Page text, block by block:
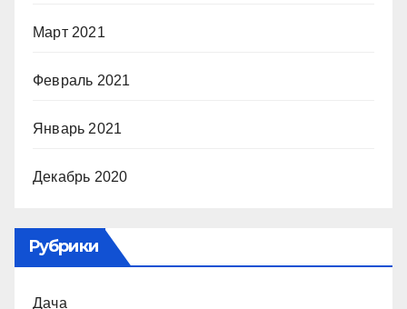
Март 2021
Февраль 2021
Январь 2021
Декабрь 2020
Рубрики
Дача